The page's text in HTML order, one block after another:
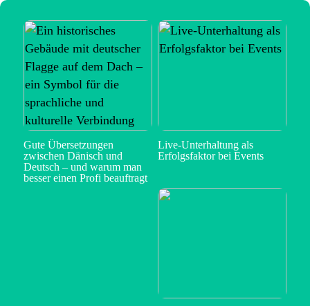
Gute Übersetzungen
zwischen Dänisch und
Deutsch – und warum man
besser einen Profi beauftragt
Live-Unterhaltung als
Erfolgsfaktor bei Events